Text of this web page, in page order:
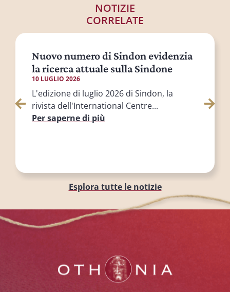
NOTIZIE
CORRELATE
Nuovo numero di Sindon evidenzia
la ricerca attuale sulla Sindone
10 LUGLIO 2026
L'edizione di luglio 2026 di Sindon, la
rivista dell'International Centre...
Per saperne di più
Esplora tutte le notizie